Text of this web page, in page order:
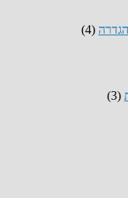
(4)
(3)